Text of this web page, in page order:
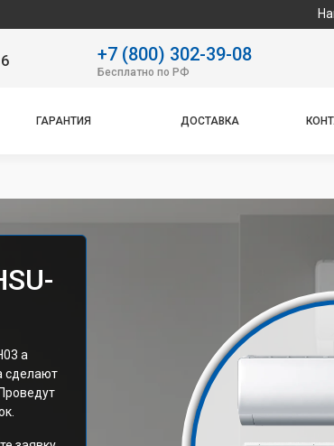
Наш
+7 (800) 302-39-08
Бесплатно по РФ
ГАРАНТИЯ ДОСТАВКА
а
сделают